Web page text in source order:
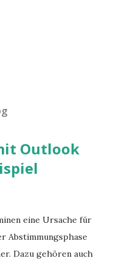
Outlook
eine Ursache für
Abstimmungsphase
Dazu gehören auch